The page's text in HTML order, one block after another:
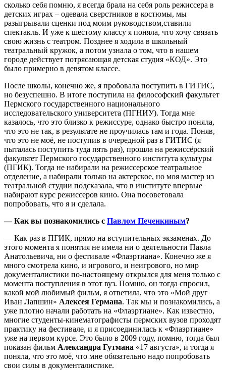
сколько себя помню, я всегда брала на себя роль режиссера в
детских играх – одевала сверстников в костюмы, мы
разыгрывали сценки под моим руководством,ставили
спектакль. И уже к шестому классу я поняла, что хочу связать
свою жизнь с театром. Позднее я ходила в школьный
театральный кружок, а потом узнала о том, что в нашем
городе действует потрясающая детская студия «КОД». Это
было примерно в девятом классе.
После школы, конечно же, я пробовала поступить в ГИТИС,
но безуспешно. В итоге поступила на философский факультет
Пермского государственного национального
исследовательского университета (ПГНИУ). Тогда мне
казалось, что это близко к режиссуре, однако быстро поняла,
что это не так, в результате не проучилась там и года. Поняв,
что это не моё, не поступив в очередной раз в ГИТИС (я
пыталась поступить туда пять раз), прошла на режиссёрский
факультет Пермского государственного института культуры
(ПГИК). Тогда не набирали на режиссерское театральное
отделение, а набирали только на актерское, но моя мастер из
театральной студии подсказала, что в институте впервые
набирают курс режиссеров кино. Она посоветовала
попробовать, что я и сделала.
— Как вы познакомились с Павлом Печенкиным?
— Как раз в ПГИК, прямо на вступительных экзаменах. До
этого момента я понятия не имела ни о деятельности Павла
Анатольевича, ни о фестивале «Флаэртиана». Конечно же я
много смотрела кино, и игрового, и неигрового, но мир
документалистики по-настоящему открылся для меня только с
момента поступления в этот вуз. Помню, он тогда спросил,
какой мой любимый фильм, я ответила, что это «Мой друг
Иван Лапшин» Алексея Германа. Так мы и познакомились, а
уже плотно начали работать на «Флаэртиане». Как известно,
многие студенты-кинематографисты пермских вузов проходят
практику на фестивале, и я присоединилась к «Флаэртиане»
уже на первом курсе. Это было в 2009 году, помню, тогда был
показан фильм Александра Гутмана «17 августа», и тогда я
поняла, что это моё, что мне обязательно надо попробовать
свои силы в документалистике.